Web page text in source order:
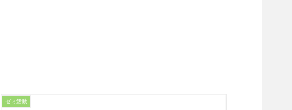
ゼミ活動